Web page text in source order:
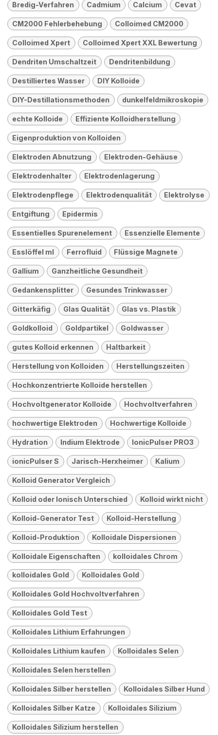
Bredig-Verfahren Cadmium Calcium Cevat
CM2000 Fehlerbehebung Colloimed CM2000
Colloimed Xpert Colloimed Xpert XXL Bewertung
Dendriten Umschaltzeit Dendritenbildung
Destilliertes Wasser DIY Kolloide
DIY-Destillationsmethoden dunkelfeldmikroskopie
echte Kolloide Effiziente Kolloidherstellung
Eigenproduktion von Kolloiden
Elektroden Abnutzung Elektroden-Gehäuse
Elektrodenhalter Elektrodenlagerung
Elektrodenpflege Elektrodenqualität Elektrolyse
Entgiftung Epidermis
Essentielles Spurenelement Essenzielle Elemente
Esslöffel ml Ferrofluid Flüssige Magnete
Gallium Ganzheitliche Gesundheit
Gedankensplitter Gesundes Trinkwasser
Gitterkäfig Glas Qualität Glas vs. Plastik
Goldkolloid Goldpartikel Goldwasser
gutes Kolloid erkennen Haltbarkeit
Herstellung von Kolloiden Herstellungszeiten
Hochkonzentrierte Kolloide herstellen
Hochvoltgenerator Kolloide Hochvoltverfahren
hochwertige Elektroden Hochwertige Kolloide
Hydration Indium Elektrode IonicPulser PRO3
ionicPulser S Jarisch-Herxheimer Kalium
Kolloid Generator Vergleich
Kolloid oder Ionisch Unterschied Kolloid wirkt nicht
Kolloid-Generator Test Kolloid-Herstellung
Kolloid-Produktion Kolloidale Dispersionen
Kolloidale Eigenschaften kolloidales Chrom
kolloidales Gold Kolloidales Gold
Kolloidales Gold Hochvoltverfahren
Kolloidales Gold Test
Kolloidales Lithium Erfahrungen
Kolloidales Lithium kaufen Kolloidales Selen
Kolloidales Selen herstellen
Kolloidales Silber herstellen Kolloidales Silber Hund
Kolloidales Silber Katze Kolloidales Silizium
Kolloidales Silizium herstellen